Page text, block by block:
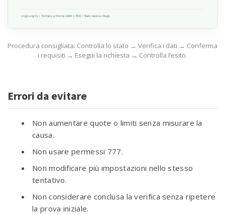
Procedura consigliata: Controlla lo stato → Verifica i dati → Conferma
i requisiti → Esegui la richiesta → Controlla l’esito.
Errori da evitare
Non aumentare quote o limiti senza misurare la
causa.
Non usare permessi 777.
Non modificare più impostazioni nello stesso
tentativo.
Non considerare conclusa la verifica senza ripetere
la prova iniziale.